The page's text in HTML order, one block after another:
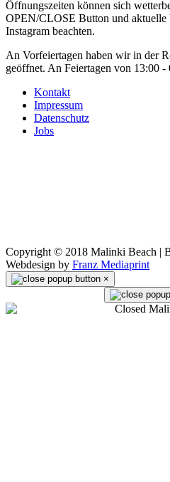
Öffnungszeiten können sich
OPEN/CLOSE Button und aktuelle
Instagram beachten.
An Vorfeiertagen haben wir in der
geöffnet. An Feiertagen von 13:00 -
Kontakt
Impressum
Datenschutz
Jobs
Copyright © 2018 Malinki Beach |
Webdesign by Franz Mediaprint
×